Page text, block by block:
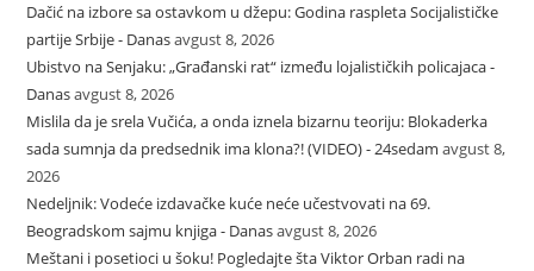
Dačić na izbore sa ostavkom u džepu: Godina raspleta Socijalističke
partije Srbije - Danasavgust 8, 2026
Ubistvo na Senjaku: „Građanski rat“ između lojalističkih policajaca -
Danasavgust 8, 2026
Mislila da je srela Vučića, a onda iznela bizarnu teoriju: Blokaderka
sada sumnja da predsednik ima klona?! (VIDEO) - 24sedam avgust 8,
2026
Nedeljnik: Vodeće izdavačke kuće neće učestvovati na 69.
Beogradskom sajmu knjiga - Danasavgust 8, 2026
Meštani i posetioci u šoku! Pogledajte šta Viktor Orban radi na